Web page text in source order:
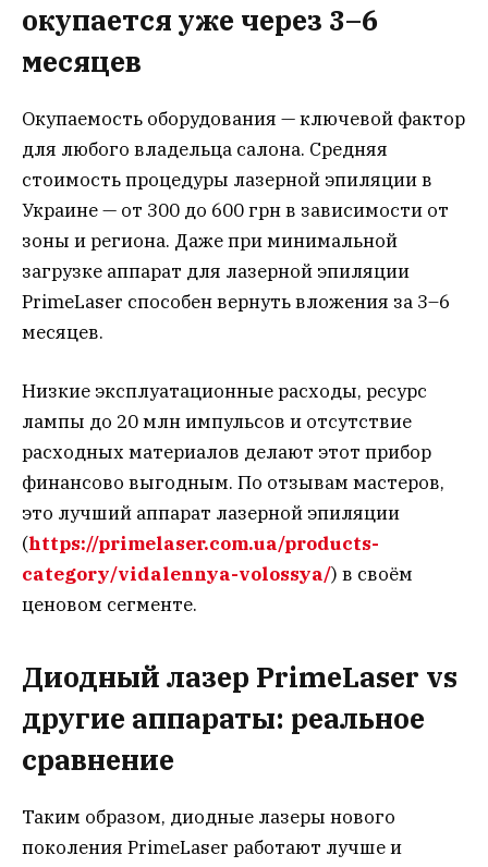
окупается уже через 3–6
месяцев
Окупаемость оборудования — ключевой фактор
для любого владельца салона. Средняя
стоимость процедуры лазерной эпиляции в
Украине — от 300 до 600 грн в зависимости от
зоны и региона. Даже при минимальной
загрузке аппарат для лазерной эпиляции
PrimeLaser способен вернуть вложения за 3–6
месяцев.
Низкие эксплуатационные расходы, ресурс
лампы до 20 млн импульсов и отсутствие
расходных материалов делают этот прибор
финансово выгодным. По отзывам мастеров,
это лучший аппарат лазерной эпиляции
(https://primelaser.com.ua/products-
category/vidalennya-volossya/) в своём
ценовом сегменте.
Диодный лазер PrimeLaser vs
другие аппараты: реальное
сравнение
Таким образом, диодные лазеры нового
поколения PrimeLaser работают лучше и